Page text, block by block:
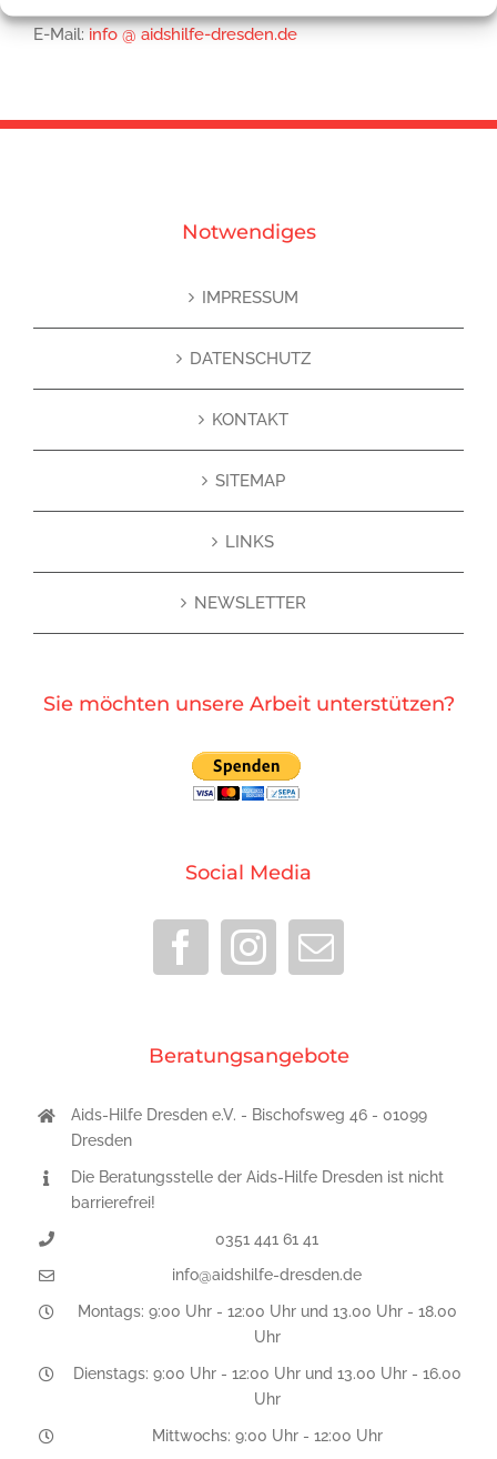
E-Mail:info @ aidshilfe-dresden.de
Notwendiges
IMPRESSUM
DATENSCHUTZ
KONTAKT
SITEMAP
LINKS
NEWSLETTER
Sie möchten unsere Arbeit unterstützen?
Social Media
Beratungsangebote
Aids-Hilfe Dresden e.V. - Bischofsweg 46 - 01099
Dresden
Die Beratungsstelle der Aids-Hilfe Dresden ist nicht
barrierefrei!
0351 441 61 41
info@aidshilfe-dresden.de
Montags: 9:00 Uhr - 12:00 Uhr und 13.00 Uhr - 18.00
Uhr
Dienstags: 9:00 Uhr - 12:00 Uhr und 13.00 Uhr - 16.00
Uhr
Mittwochs: 9:00 Uhr - 12:00 Uhr